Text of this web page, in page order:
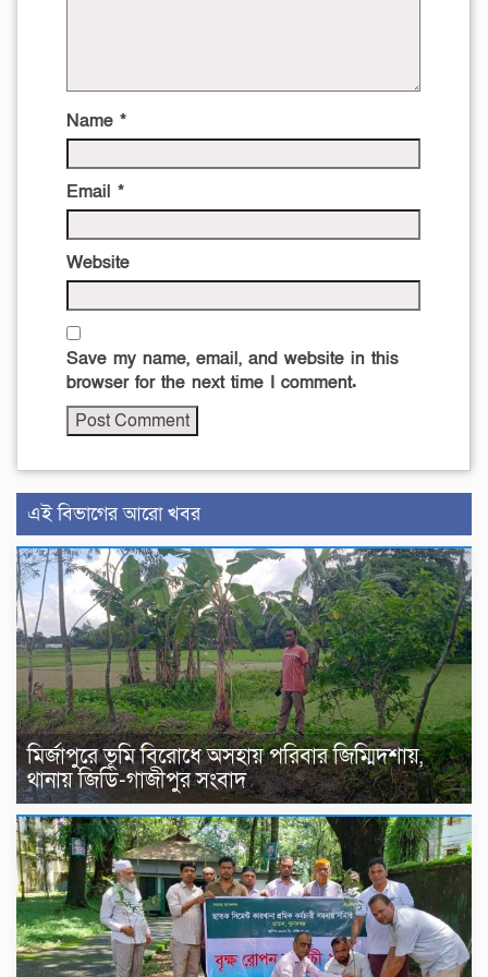
Name *
Email *
Website
Save my name, email, and website in this
browser for the next time I comment.
এই বিভাগের আরো খবর
মির্জাপুরে ভূমি বিরোধে অসহায় পরিবার জিম্মিদশায়,
থানায় জিডি-গাজীপুর সংবাদ